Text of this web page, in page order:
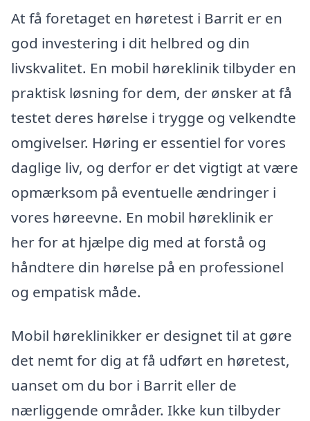
At få foretaget en høretest i Barrit er en
god investering i dit helbred og din
livskvalitet. En mobil høreklinik tilbyder en
praktisk løsning for dem, der ønsker at få
testet deres hørelse i trygge og velkendte
omgivelser. Høring er essentiel for vores
daglige liv, og derfor er det vigtigt at være
opmærksom på eventuelle ændringer i
vores høreevne. En mobil høreklinik er
her for at hjælpe dig med at forstå og
håndtere din hørelse på en professionel
og empatisk måde.
Mobil høreklinikker er designet til at gøre
det nemt for dig at få udført en høretest,
uanset om du bor i Barrit eller de
nærliggende områder. Ikke kun tilbyder